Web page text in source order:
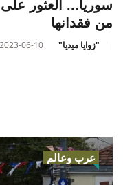
سوريا... العثور
من فقدانها
"زوايا ميديا" 2023-06-10
عرب وعالم